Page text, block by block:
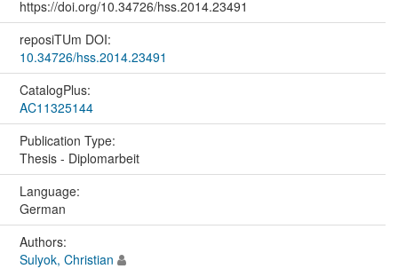
https://doi.org/10.34726/hss.2014.23491
reposiTUm DOI:
10.34726/hss.2014.23491
CatalogPlus:
AC11325144
Publication Type:
Thesis - Diplomarbeit
Language:
German
Authors:
Sulyok, Christian